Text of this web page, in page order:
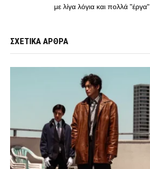
με λίγα λόγια και πολλά "έργα".
ΣΧΕΤΙΚΑ ΑΡΘΡΑ